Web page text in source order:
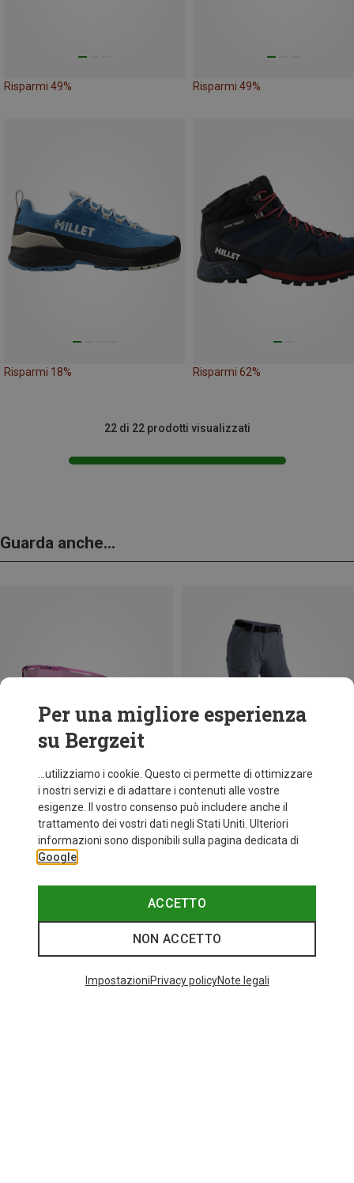
Risparmi 49% Risparmi 49%
Risparmi 18% Risparmi 62%
22 di 22 prodotti visualizzati
Guarda anche...
+12 Taglie
ONE SIZE
fino a 31%
I più cercati
Per una migliore esperienza
su Bergzeit
...utilizziamo i cookie. Questo ci permette di ottimizzare
i nostri servizi e di adattare i contenuti alle vostre
esigenze. Il vostro consenso può includere anche il
trattamento dei vostri dati negli Stati Uniti. Ulteriori
informazioni sono disponibili sulla pagina dedicata di
Google
ACCETTO
NON ACCETTO
ImpostazioniPrivacy policyNote legali